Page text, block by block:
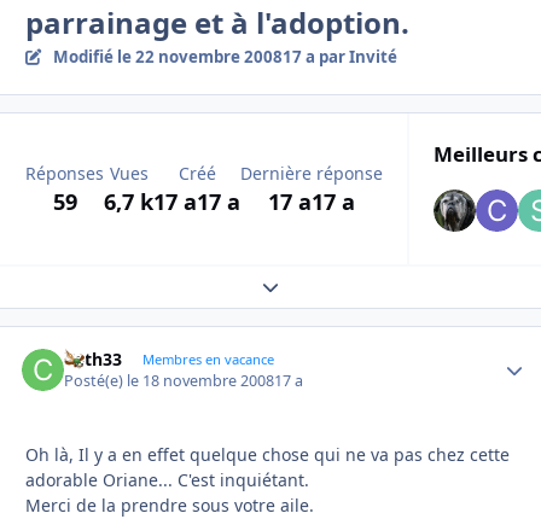
parrainage et à l'adoption.
Modifié le 22 novembre 200817 a par Invité
Réponses
59
Vues
6,7 k
Créé
17 a17 a
Dernière réponse
17 a17 a
Meilleurs
Expand topic overview
Cath33 Membres en vacance
Posté(e) le 18 novembre 200817 a
Oh là, Il y a en effet quelque chose qui ne va pas chez cette
adorable Oriane... C'est inquiétant.
Merci de la prendre sous votre aile.